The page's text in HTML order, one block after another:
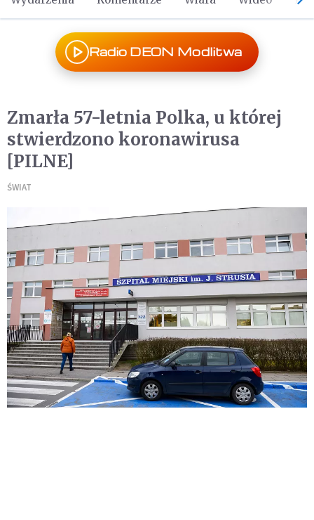
Radio DEON Modlitwa
Zmarła 57-letnia Polka, u której
stwierdzono koronawirusa
[PILNE]
ŚWIAT